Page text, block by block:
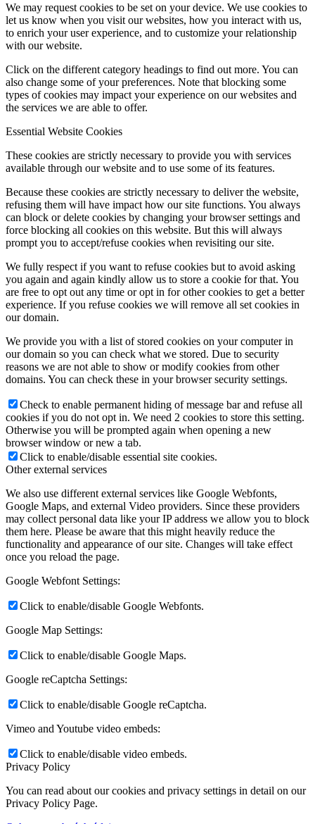
We may request cookies to be set on your device. We use cookies to
let us know when you visit our websites, how you interact with us,
to enrich your user experience, and to customize your relationship
with our website.
Click on the different category headings to find out more. You can
also change some of your preferences. Note that blocking some
types of cookies may impact your experience on our websites and
the services we are able to offer.
Essential Website Cookies
These cookies are strictly necessary to provide you with services
available through our website and to use some of its features.
Because these cookies are strictly necessary to deliver the website,
refusing them will have impact how our site functions. You always
can block or delete cookies by changing your browser settings and
force blocking all cookies on this website. But this will always
prompt you to accept/refuse cookies when revisiting our site.
We fully respect if you want to refuse cookies but to avoid asking
you again and again kindly allow us to store a cookie for that. You
are free to opt out any time or opt in for other cookies to get a better
experience. If you refuse cookies we will remove all set cookies in
our domain.
We provide you with a list of stored cookies on your computer in
our domain so you can check what we stored. Due to security
reasons we are not able to show or modify cookies from other
domains. You can check these in your browser security settings.
Check to enable permanent hiding of message bar and refuse all
cookies if you do not opt in. We need 2 cookies to store this setting.
Otherwise you will be prompted again when opening a new
browser window or new a tab.
Click to enable/disable essential site cookies.
Other external services
We also use different external services like Google Webfonts,
Google Maps, and external Video providers. Since these providers
may collect personal data like your IP address we allow you to block
them here. Please be aware that this might heavily reduce the
functionality and appearance of our site. Changes will take effect
once you reload the page.
Google Webfont Settings:
Click to enable/disable Google Webfonts.
Google Map Settings:
Click to enable/disable Google Maps.
Google reCaptcha Settings:
Click to enable/disable Google reCaptcha.
Vimeo and Youtube video embeds:
Click to enable/disable video embeds.
Privacy Policy
You can read about our cookies and privacy settings in detail on our
Privacy Policy Page.